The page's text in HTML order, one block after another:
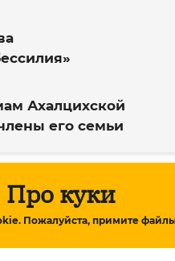
Про куки
Пожалуйста, примите
Ахалцихской
его семьи
TV!
мало, кто пишет,